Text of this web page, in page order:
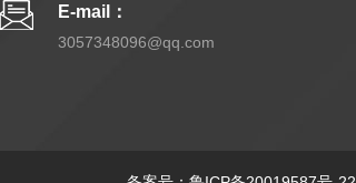
E-mail：
3057348096@qq.com